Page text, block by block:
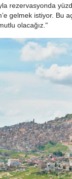
rezervasyonda
gelmek istiyor. Bu
olacağız."